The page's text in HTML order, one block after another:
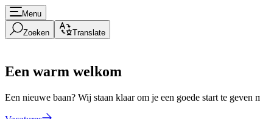
Menu
Zoeken Translate
Een warm welkom
Een nieuwe baan? Wij staan klaar om je een goede start te geven